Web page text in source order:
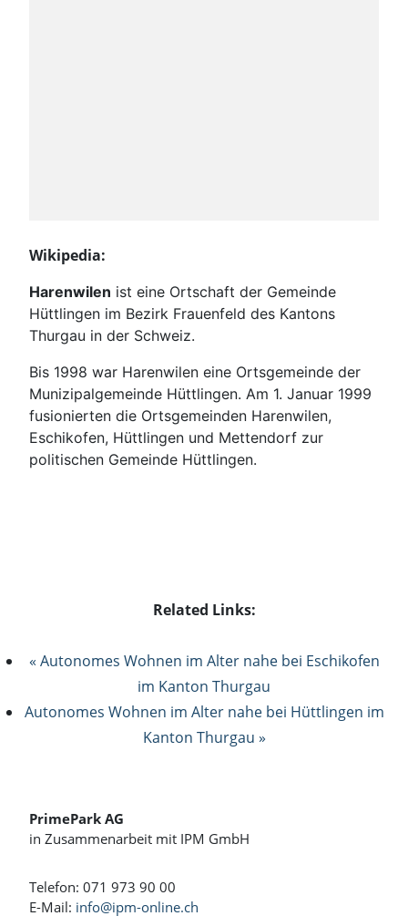
Wikipedia:
Harenwilen ist eine Ortschaft der Gemeinde
Hüttlingen im Bezirk Frauenfeld des Kantons
Thurgau in der Schweiz.
Bis 1998 war Harenwilen eine Ortsgemeinde der
Munizipalgemeinde Hüttlingen. Am 1. Januar 1999
fusionierten die Ortsgemeinden Harenwilen,
Eschikofen, Hüttlingen und Mettendorf zur
politischen Gemeinde Hüttlingen.
Related Links:
« Autonomes Wohnen im Alter nahe bei Eschikofen
im Kanton Thurgau
Autonomes Wohnen im Alter nahe bei Hüttlingen im
Kanton Thurgau »
PrimePark AG
in Zusammenarbeit mit IPM GmbH
Telefon: 071 973 90 00
E-Mail: info@ipm-online.ch